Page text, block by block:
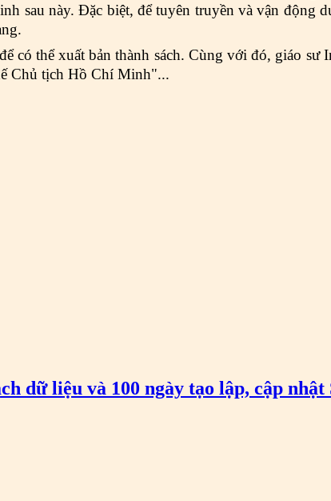
sau này. Đặc biệt, để tuyên truyền và vận động
thể xuất bản thành sách. Cùng với đó, giáo sư
Chủ tịch Hồ Chí Minh"...
dữ liệu và 100 ngày tạo lập, cập nhật